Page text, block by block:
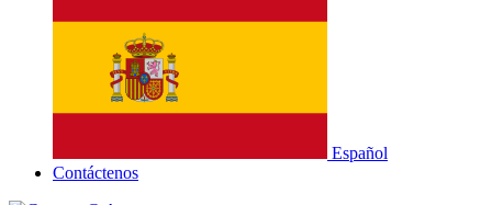
Español
Contáctenos